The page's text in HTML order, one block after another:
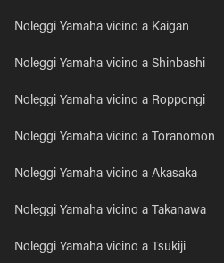
Noleggi Yamaha vicino a Kaigan
Noleggi Yamaha vicino a Shinbashi
Noleggi Yamaha vicino a Roppongi
Noleggi Yamaha vicino a Toranomon
Noleggi Yamaha vicino a Akasaka
Noleggi Yamaha vicino a Takanawa
Noleggi Yamaha vicino a Tsukiji